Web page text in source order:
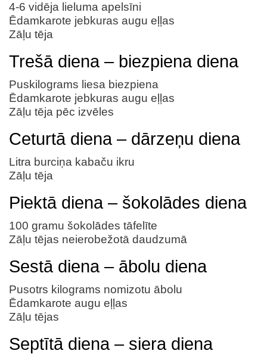
4-6 vidēja lieluma apelsīni
Ēdamkarote jebkuras augu eļļas
Zāļu tēja
Trešā diena – biezpiena diena
Puskilograms liesa biezpiena
Ēdamkarote jebkuras augu eļļas
Zāļu tēja pēc izvēles
Ceturtā diena – dārzeņu diena
Litra burciņa kabaču ikru
Zāļu tēja
Piektā diena – šokolādes diena
100 gramu šokolādes tāfelīte
Zāļu tējas neierobežotā daudzumā
Sestā diena – ābolu diena
Pusotrs kilograms nomizotu ābolu
Ēdamkarote augu eļļas
Zāļu tējas
Septītā diena – siera diena